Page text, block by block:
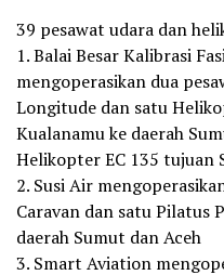
39 pesawat udara dan
1. Balai Besar Kalibrasi
mengoperasikan dua
Longitude dan satu
Kualanamu ke daerah
Helikopter EC 135 tujuan
2. Susi Air
Caravan dan satu Pilatus
daerah Sumut dan Aceh
3. Smart Aviation